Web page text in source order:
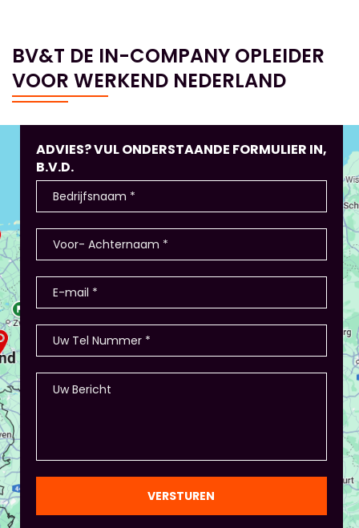
BV&T DE IN-COMPANY OPLEIDER
VOOR WERKEND NEDERLAND
ADVIES? VUL ONDERSTAANDE FORMULIER IN,
B.V.D.
VERSTUREN